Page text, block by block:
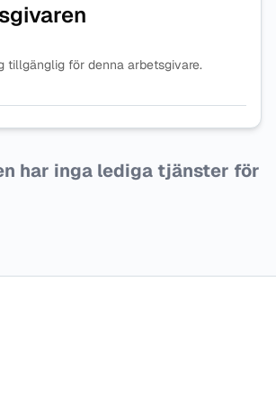
tillgänglig för denna arbetsgivare.
har inga lediga tjänster för